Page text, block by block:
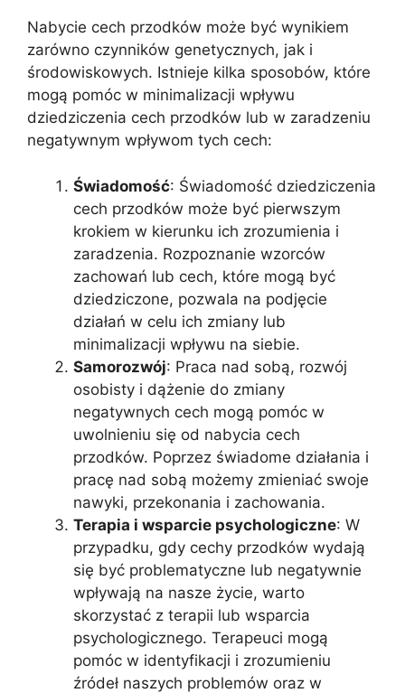
Nabycie cech przodków może być wynikiem
zarówno czynników genetycznych, jak i
środowiskowych. Istnieje kilka sposobów, które
mogą pomóc w minimalizacji wpływu
dziedziczenia cech przodków lub w zaradzeniu
negatywnym wpływom tych cech:
Świadomość: Świadomość dziedziczenia
cech przodków może być pierwszym
krokiem w kierunku ich zrozumienia i
zaradzenia. Rozpoznanie wzorców
zachowań lub cech, które mogą być
dziedziczone, pozwala na podjęcie
działań w celu ich zmiany lub
minimalizacji wpływu na siebie.
Samorozwój: Praca nad sobą, rozwój
osobisty i dążenie do zmiany
negatywnych cech mogą pomóc w
uwolnieniu się od nabycia cech
przodków. Poprzez świadome działania i
pracę nad sobą możemy zmieniać swoje
nawyki, przekonania i zachowania.
Terapia i wsparcie psychologiczne: W
przypadku, gdy cechy przodków wydają
się być problematyczne lub negatywnie
wpływają na nasze życie, warto
skorzystać z terapii lub wsparcia
psychologicznego. Terapeuci mogą
pomóc w identyfikacji i zrozumieniu
źródeł naszych problemów oraz w